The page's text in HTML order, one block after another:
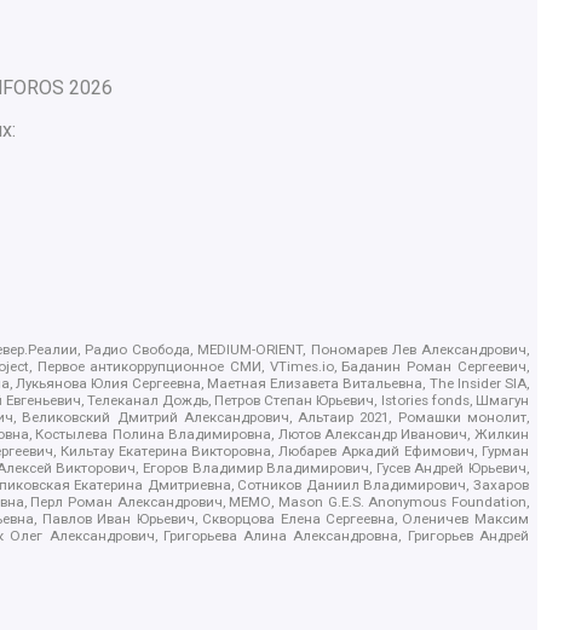
2026
Радио Свобода, MEDIUM-ORIENT, Пономарев Лев Александрович,
Первое антикоррупционное СМИ, VTimes.io, Баданин Роман Сергеевич,
Юлия Сергеевна, Маетная Елизавета Витальевна, The Insider SIA,
Телеканал Дождь, Петров Степан Юрьевич, Istories fonds, Шмагун
Великовский Дмитрий Александрович, Альтаир 2021, Ромашки монолит,
Костылева Полина Владимировна, Лютов Александр Иванович, Жилкин
Кильтау Екатерина Викторовна, Любарев Аркадий Ефимович, Гурман
Викторович, Егоров Владимир Владимирович, Гусев Андрей Юрьевич,
Екатерина Дмитриевна, Сотников Даниил Владимирович, Захаров
Перл Роман Александрович, МЕМО, Mason G.E.S. Anonymous Foundation,
Павлов Иван Юрьевич, Скворцова Елена Сергеевна, Оленичев Максим
Александрович, Григорьева Алина Александровна, Григорьев Андрей